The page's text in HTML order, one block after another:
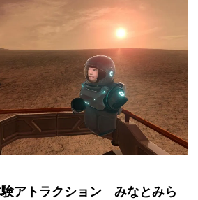
アトラクション みなとみら